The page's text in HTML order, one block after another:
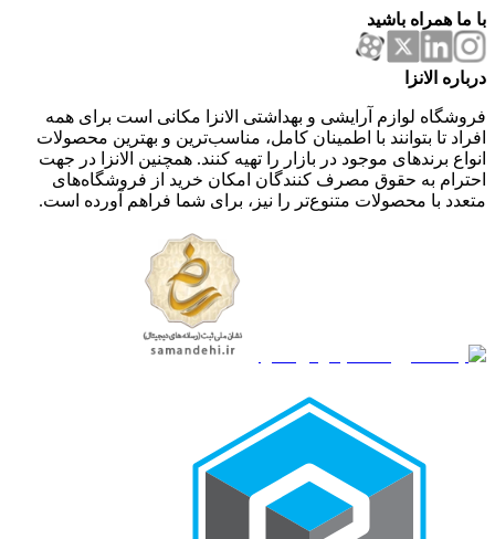
با ما همراه باشید
درباره الانزا
فروشگاه لوازم آرایشی و بهداشتی الانزا مکانی است برای همه
افراد تا بتوانند با اطمینان کامل، مناسب‌ترین و بهترین محصولات
انواع برندهای موجود در بازار را تهیه کنند. همچنین الانزا در جهت
احترام به حقوق مصرف کنندگان امکان خرید از فروشگاه‌های
متعدد با محصولات متنوع‌تر را نیز، برای شما فراهم آورده است.